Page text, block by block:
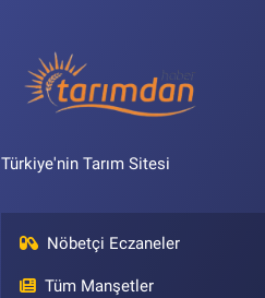
Türkiye'nin Tarım Sitesi
Nöbetçi Eczaneler
Tüm Manşetler